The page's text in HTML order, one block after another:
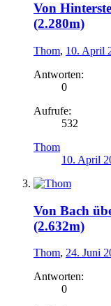
Von
(2.280m)
Thom, 10. April
Antworten:
0
Aufrufe:
532
Thom
10. April
Von Bach
(2.632m)
Thom, 24. Juni
Antworten:
0